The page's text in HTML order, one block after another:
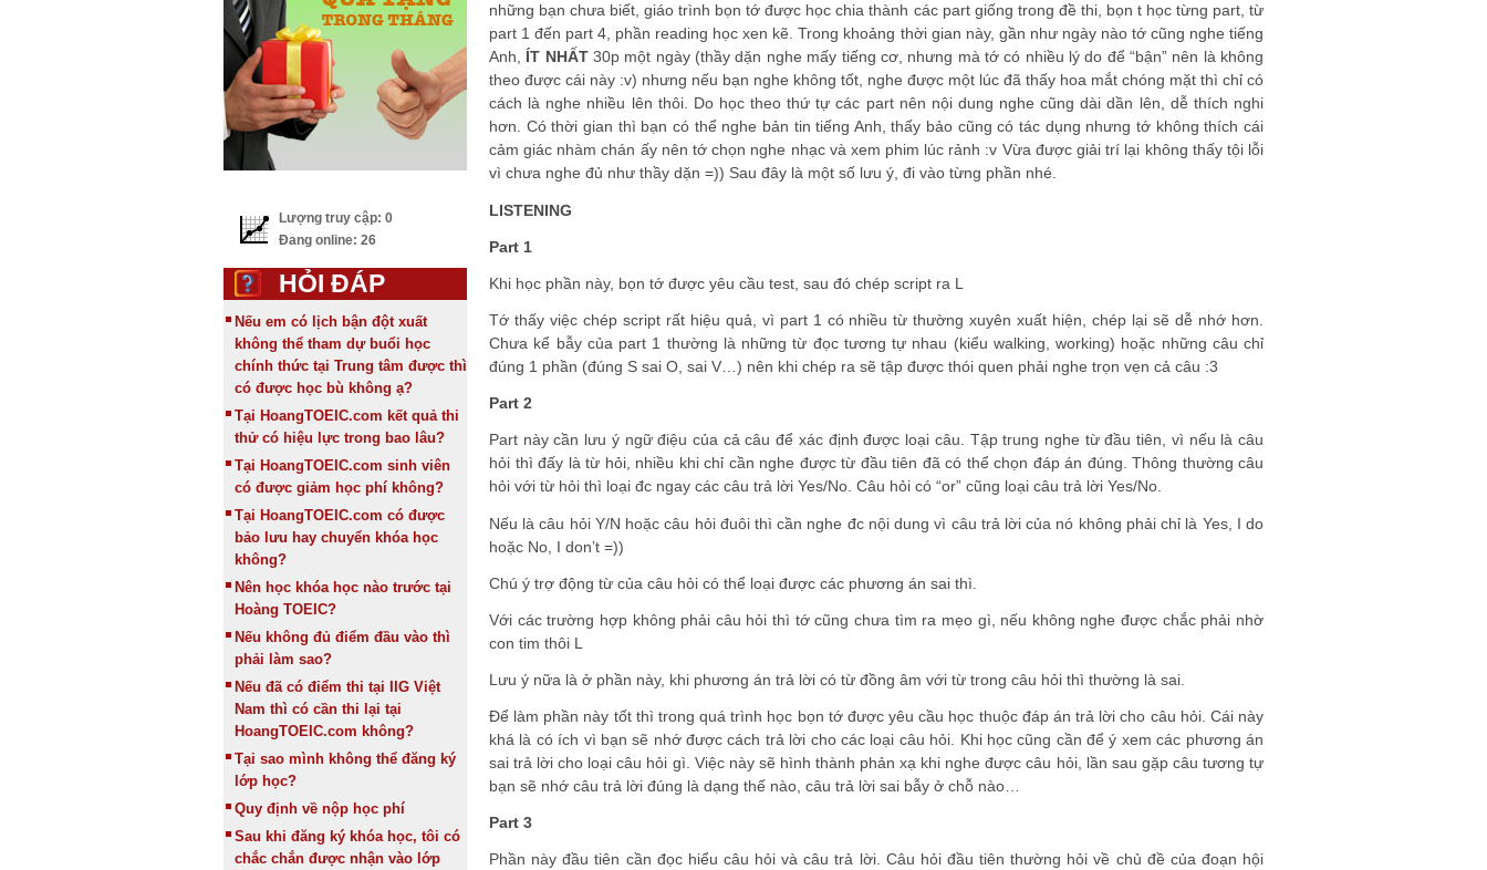
Lượng truy cập: 0
Đang online: 26
HỎI ĐÁP
Nếu em có lịch bận đột xuất
không thể tham dự buổi học
chính thức tại Trung tâm được thì
có được học bù không ạ?
Tại HoangTOEIC.com kết quả thi
thử có hiệu lực trong bao lâu?
Tại HoangTOEIC.com sinh viên
có được giảm học phí không?
Tại HoangTOEIC.com có được
bảo lưu hay chuyển khóa học
không?
Nên học khóa học nào trước tại
Hoàng TOEIC?
Nếu không đủ điểm đầu vào thì
phải làm sao?
Nếu đã có điểm thi tại IIG Việt
Nam thì có cần thi lại tại
HoangTOEIC.com không?
Tại sao mình không thể đăng ký
lớp học?
Quy định về nộp học phí
Sau khi đăng ký khóa học, tôi có
chắc chắn được nhận vào lớp
những bạn chưa biết, giáo trình bọn tớ được học chia thành các part giống trong đề thi, bọn t học từng part, từ
part 1 đến part 4, phần reading học xen kẽ. Trong khoảng thời gian này, gần như ngày nào tớ cũng nghe tiếng
Anh, ÍT NHẤT30p một ngày (thầy dặn nghe mấy tiếng cơ, nhưng mà tớ có nhiều lý do để “bận” nên là không
theo được cái này :v) nhưng nếu bạn nghe không tốt, nghe được một lúc đã thấy hoa mắt chóng mặt thì chỉ có
cách là nghe nhiều lên thôi. Do học theo thứ tự các part nên nội dung nghe cũng dài dần lên, dễ thích nghi
hơn. Có thời gian thì bạn có thể nghe bản tin tiếng Anh, thấy bảo cũng có tác dụng nhưng tớ không thích cái
cảm giác nhàm chán ấy nên tớ chọn nghe nhạc và xem phim lúc rảnh :v Vừa được giải trí lại không thấy tội lỗi
vì chưa nghe đủ như thầy dặn =)) Sau đây là một số lưu ý, đi vào từng phần nhé.
LISTENING
Part 1
Khi học phần này, bọn tớ được yêu cầu test, sau đó chép script ra L
Tớ thấy việc chép script rất hiệu quả, vì part 1 có nhiều từ thường xuyên xuất hiện, chép lại sẽ dễ nhớ hơn.
Chưa kể bẫy của part 1 thường là những từ đọc tương tự nhau (kiểu walking, working) hoặc những câu chỉ
đúng 1 phần (đúng S sai O, sai V…) nên khi chép ra sẽ tập được thói quen phải nghe trọn vẹn cả câu :3
Part 2
Part này cần lưu ý ngữ điệu của cả câu để xác định được loại câu. Tập trung nghe từ đầu tiên, vì nếu là câu
hỏi thì đấy là từ hỏi, nhiều khi chỉ cần nghe được từ đầu tiên đã có thể chọn đáp án đúng. Thông thường câu
hỏi với từ hỏi thì loại đc ngay các câu trả lời Yes/No. Câu hỏi có “or” cũng loại câu trả lời Yes/No.
Nếu là câu hỏi Y/N hoặc câu hỏi đuôi thì cần nghe đc nội dung vì câu trả lời của nó không phải chỉ là Yes, I do
hoặc No, I don’t =))
Chú ý trợ động từ của câu hỏi có thể loại được các phương án sai thì.
Với các trường hợp không phải câu hỏi thì tớ cũng chưa tìm ra mẹo gì, nếu không nghe được chắc phải nhờ
con tim thôi L
Lưu ý nữa là ở phần này, khi phương án trả lời có từ đồng âm với từ trong câu hỏi thì thường là sai.
Để làm phần này tốt thì trong quá trình học bọn tớ được yêu cầu học thuộc đáp án trả lời cho câu hỏi. Cái này
khá là có ích vì bạn sẽ nhớ được cách trả lời cho các loại câu hỏi. Khi học cũng cần để ý xem các phương án
sai trả lời cho loại câu hỏi gì. Việc này sẽ hình thành phản xạ khi nghe được câu hỏi, lần sau gặp câu tương tự
bạn sẽ nhớ câu trả lời đúng là dạng thế nào, câu trả lời sai bẫy ở chỗ nào…
Part 3
Phần này đầu tiên cần đọc hiểu câu hỏi và câu trả lời. Câu hỏi đầu tiên thường hỏi về chủ đề của đoạn hội